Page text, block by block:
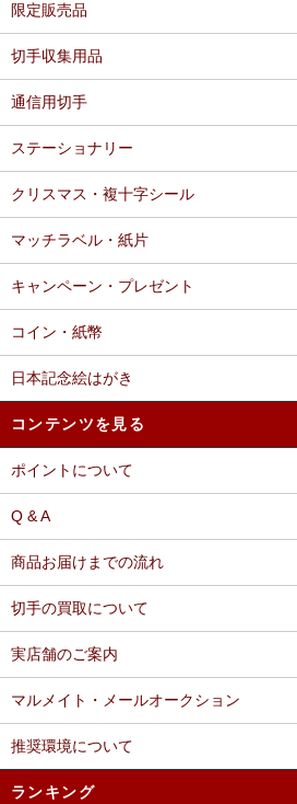
限定販売品
切手収集用品
通信用切手
ステーショナリー
クリスマス・複十字シール
マッチラベル・紙片
キャンペーン・プレゼント
コイン・紙幣
日本記念絵はがき
コンテンツを見る
ポイントについて
Q & A
商品お届けまでの流れ
切手の買取について
実店舗のご案内
マルメイト・メールオークション
推奨環境について
ランキング